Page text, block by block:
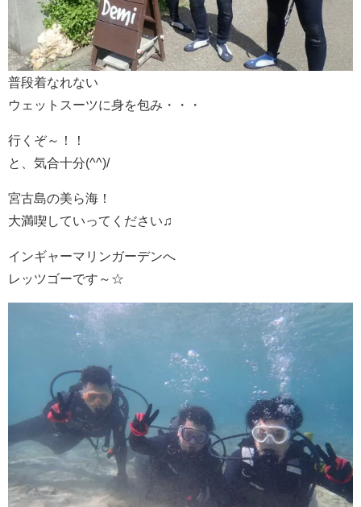
普段着なれない
ウェットスーツに身を包み・・・
行くぞ～！！
と、気合十分(^^)/
宮古島の美ら海！
大満喫していってください♫
インギャーマリンガーデンへ
レッツゴーです～☆